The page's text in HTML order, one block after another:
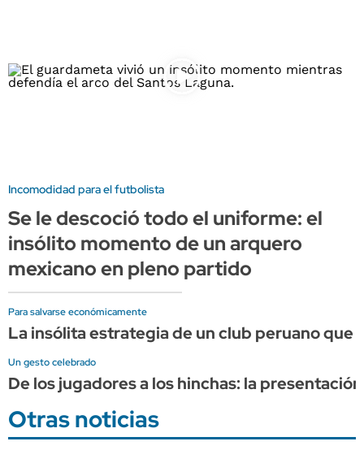
Incomodidad para el futbolista
Se le descoció todo el uniforme: el
insólito momento de un arquero
mexicano en pleno partido
Para salvarse económicamente
La insólita estrategia de un club peruano que
Un gesto celebrado
De los jugadores a los hinchas: la
Otras noticias